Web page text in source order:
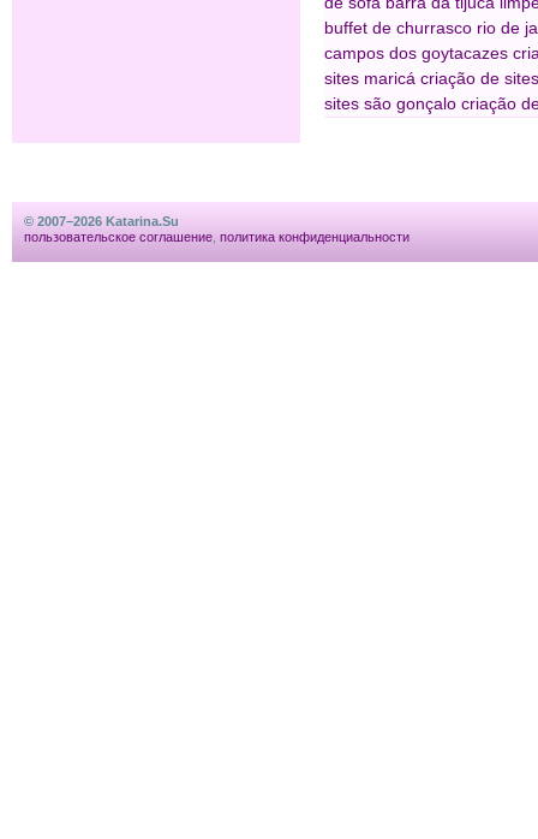
buffet de churrasco rio de
campos dos goytacazes
sites maricá criação de
sites são gonçalo criação
© 2007–2026 Katarina.Su
пользовательское соглашение политика конфиденциальности